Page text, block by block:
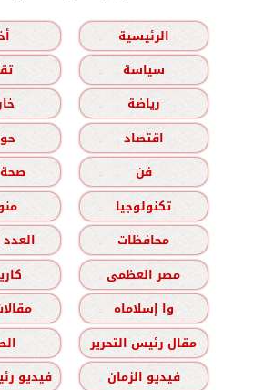
الرئيسية
سياسة
رياضة
اقتصاد
فن
تكنولوجيا
محافظات
مصر العظمى
وا إسلاماه
مقال رئيس التحرير
فيديو الزمان
فيديو